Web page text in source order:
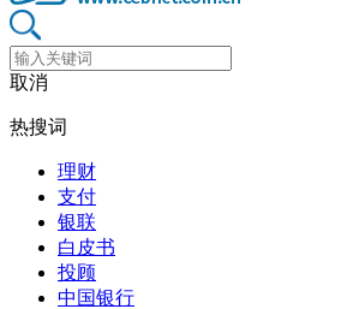
取消
热搜词
理财
支付
银联
白皮书
投顾
中国银行